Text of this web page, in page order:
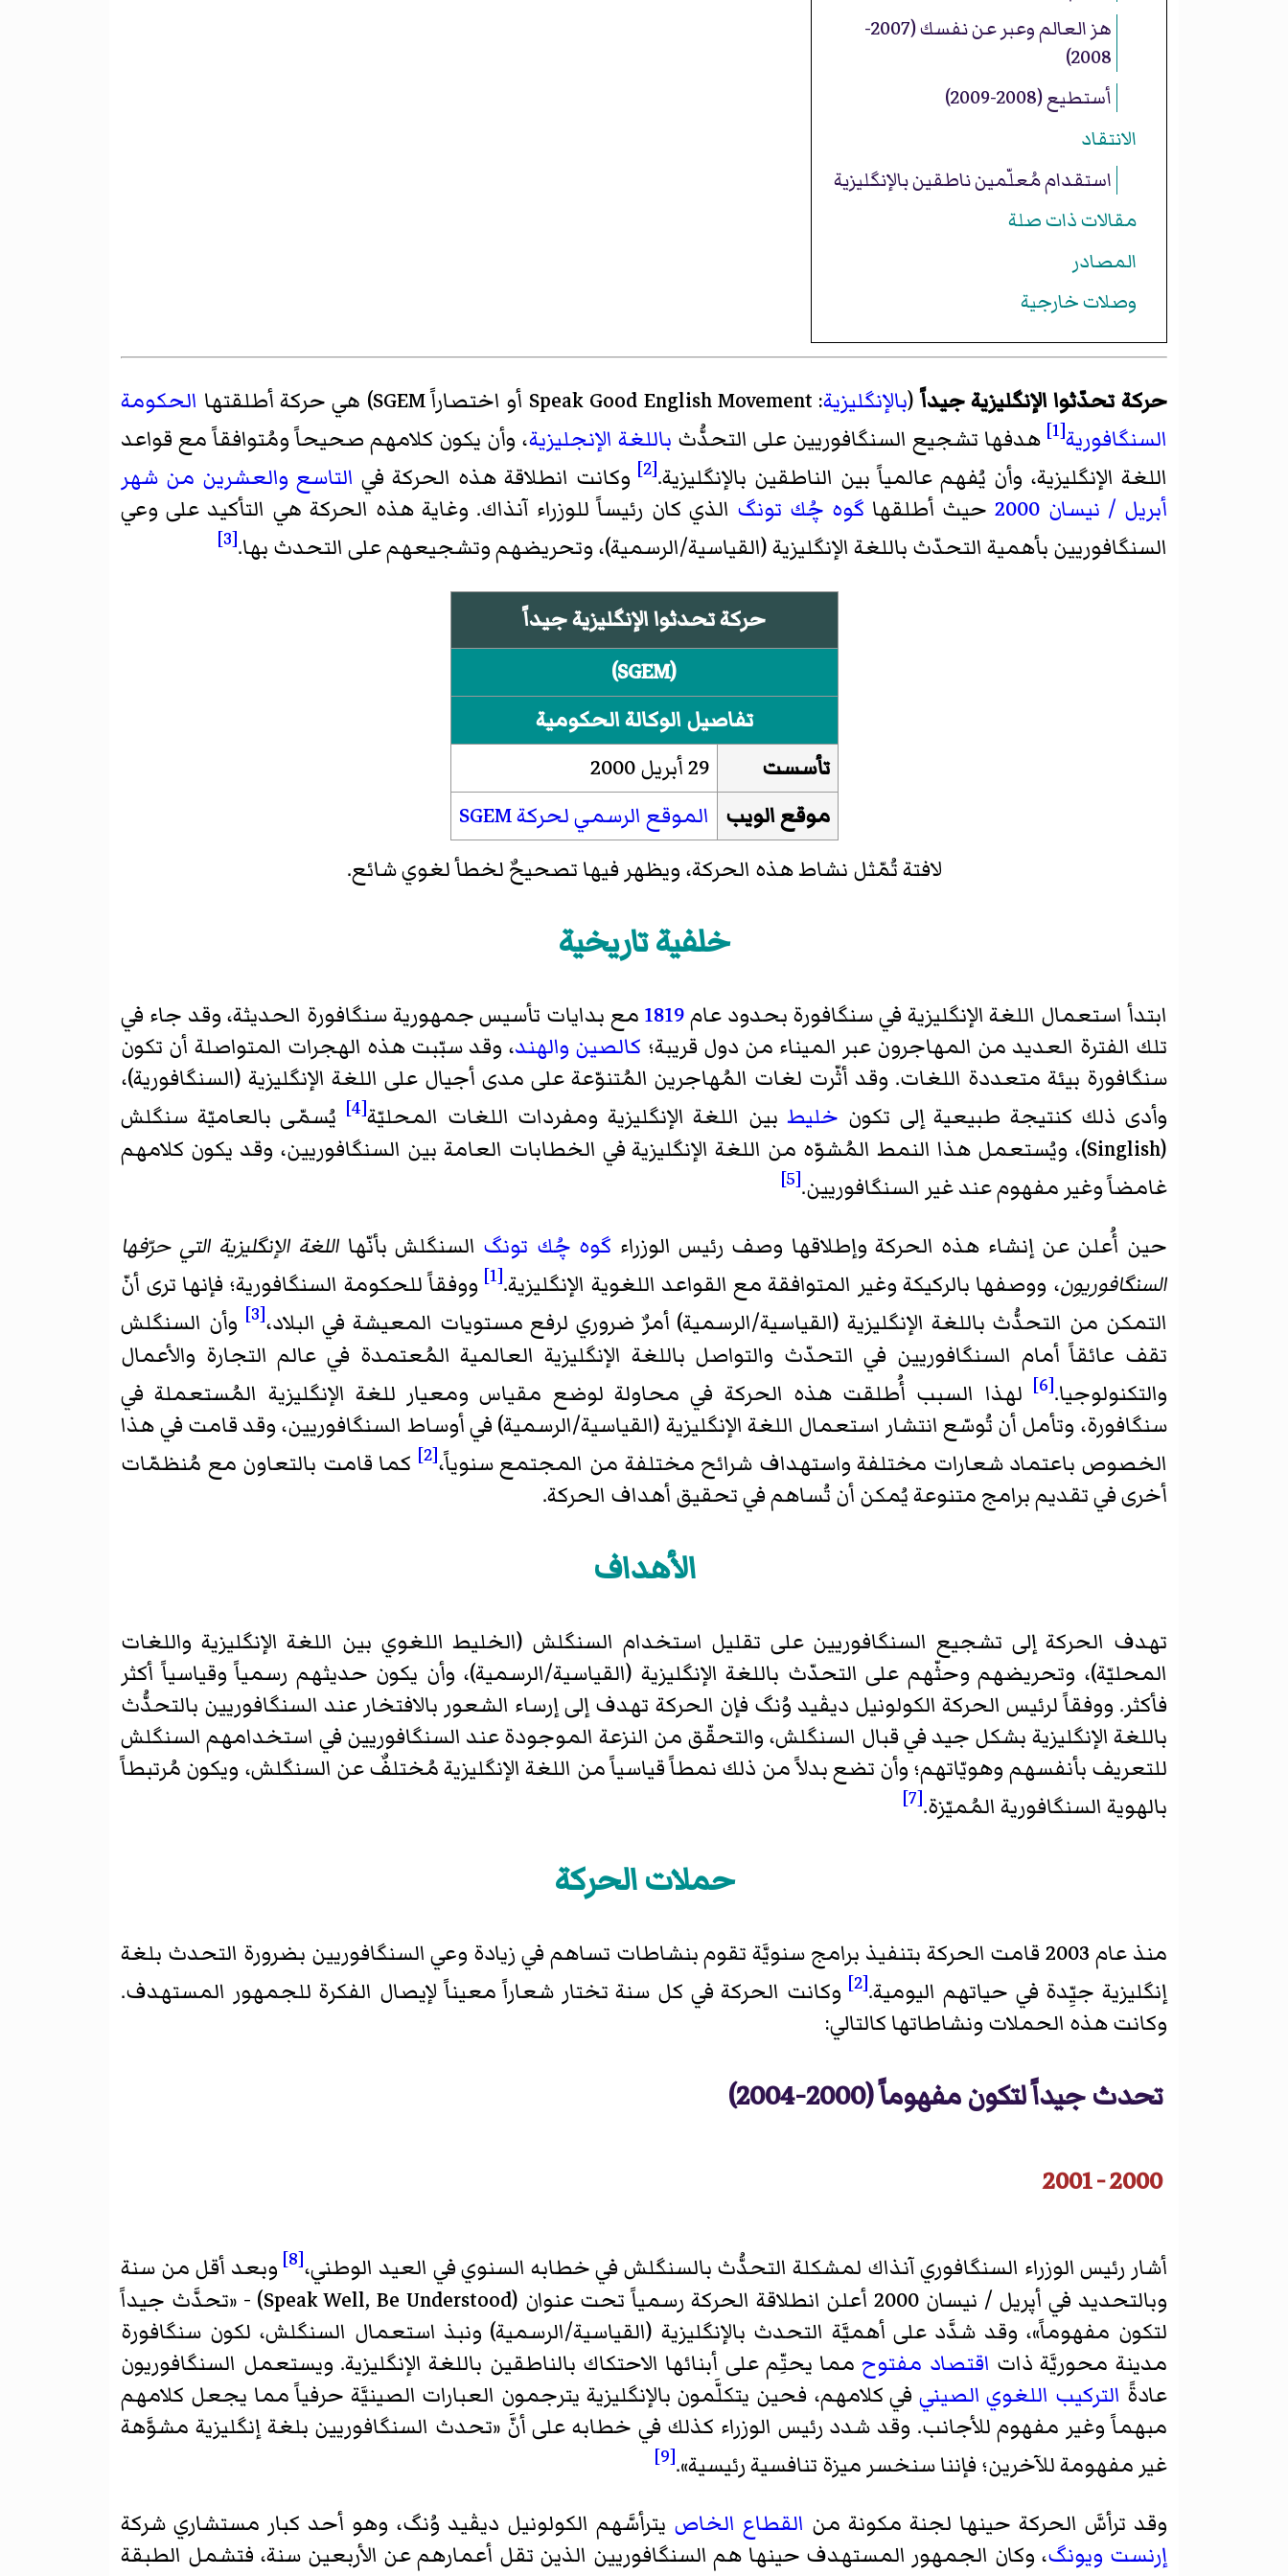
هز العالم وعبر عن نفسك (2007-
2008)
أستطيع (2008-2009)
الانتقاد
استقدام مُعلّمين ناطقين بالإنگليزية
مقالات ذات صلة
المصادر
وصلات خارجية
حركة تحدّثوا الإنگليزية جيداً(بالإنگليزية: Speak Good English Movement أو اختصاراً SGEM) هي حركة أطلقتها
الحكومة
السنگافورية[1] هدفها تشجيع السنگافوريين على التحدُّث باللغة الإنجليزية، وأن يكون كلامهم صحيحاً ومُتوافقاً مع قواعد
اللغة الإنگليزية، وأن يُفهم عالمياً بين الناطقين بالإنگليزية.[2] وكانت انطلاقة هذه الحركة في التاسع والعشرين من شهر
أبريل / نيسان 2000حيث أطلقها گوه چُك تونگ الذي كان رئيساً للوزراء آنذاك. وغاية هذه الحركة هي التأكيد على وعي
السنگافوريين بأهمية التحدّث باللغة الإنگليزية (القياسية/الرسمية)، وتحريضهم وتشجيعهم على التحدث بها.[3]
حركة تحدثوا الإنگليزية جيداً
(SGEM)
تفاصيل الوكالة الحكومية
تأسست
29 أبريل 2000
موقع الويب
الموقع الرسمي لحركة SGEM
لافتة تُمّثل نشاط هذه الحركة، ويظهر فيها تصحيحٌ لخطأ لغوي شائع.
خلفية تاريخية
ابتدأ استعمال اللغة الإنگليزية في سنگافورة بحدود عام1819 مع بدايات تأسيس جمهورية سنگافورة الحديثة، وقد جاء في
تلك الفترة العديد من المهاجرون عبر الميناء من دول قريبة؛ كالصين والهند، وقد سبّبت هذه الهجرات المتواصلة أن تكون
سنگافورة بيئة متعددة اللغات. وقد أثّرت لغات المُهاجرين المُتنوّعة على مدى أجيال على اللغة الإنگليزية (السنگافورية)،
وأدى ذلك كنتيجة طبيعية إلى تكون خليطبين اللغة الإنگليزية ومفردات اللغات المحليّة[4]
يُسمّى بالعاميّة سنگلش
(Singlish)، ويُستعمل هذا النمط المُشوّه من اللغة الإنگليزية في الخطابات العامة بين السنگافوريين، وقد يكون كلامهم
غامضاً وغير مفهوم عند غير السنگافوريين.[5]
حين أُعلن عن إنشاء هذه الحركة وإطلاقها وصف رئيس الوزراء گوه چُك تونگ السنگلش بأنّها اللغة الإنگليزية التي حرّفها
السنگافوريون، ووصفها بالركيكة وغير المتوافقة مع القواعد اللغوية الإنگليزية.[1]
ووفقاً للحكومة السنگافورية؛ فإنها ترى أنّ
التمكن من التحدُّث باللغة الإنگليزية (القياسية/الرسمية) أمرٌ ضروري لرفع مستويات المعيشة في البلاد،[3]
وأن السنگلش
تقف عائقاً أمام السنگافوريين في التحدّث والتواصل باللغة الإنگليزية العالمية المُعتمدة في عالم التجارة والأعمال
والتكنولوجيا.[6]
لهذا السبب أُطلقت هذه الحركة في محاولة لوضع مقياس ومعيار للغة الإنگليزية المُستعملة في
سنگافورة، وتأمل أن تُوسّع انتشار استعمال اللغة الإنگليزية (القياسية/الرسمية) في أوساط السنگافوريين، وقد قامت في هذا
الخصوص باعتماد شعارات مختلفة واستهداف شرائح مختلفة من المجتمع سنوياً،[2]
كما قامت بالتعاون مع مُنظمّات
أخرى في تقديم برامج متنوعة يُمكن أن تُساهم في تحقيق أهداف الحركة.
الأهداف
تهدف الحركة إلى تشجيع السنگافوريين على تقليل استخدام السنگلش (الخليط اللغوي بين اللغة الإنگليزية واللغات
المحليّة)، وتحريضهم وحثّهم على التحدّث باللغة الإنگليزية (القياسية/الرسمية)، وأن يكون حديثهم رسمياً وقياسياً أكثر
فأكثر. ووفقاً لرئيس الحركة الكولونيل ديڤيد وُنگ فإن الحركة تهدف إلى إرساء الشعور بالافتخار عند السنگافوريين بالتحدُّث
باللغة الإنگليزية بشكل جيد في قبال السنگلش، والتحقّق من النزعة الموجودة عند السنگافوريين في استخدامهم السنگلش
للتعريف بأنفسهم وهويّاتهم؛ وأن تضع بدلاً من ذلك نمطاً قياسياً من اللغة الإنگليزية مُختلفٌ عن السنگلش، ويكون مُرتبطاً
بالهوية السنگافورية المُميّزة.[7]
حملات الحركة
منذ عام 2003 قامت الحركة بتنفيذ برامج سنويَّة تقوم بنشاطات تساهم في زيادة وعي السنگافوريين بضرورة التحدث بلغة
إنگليزية جيِّدة في حياتهم اليومية.[2]
وكانت الحركة في كل سنة تختار شعاراً معيناً لإيصال الفكرة للجمهور المستهدف.
وكانت هذه الحملات ونشاطاتها كالتالي:
تحدث جيداً لتكون مفهوماً (2000-2004)
2000 - 2001
أشار رئيس الوزراء السنگافوري آنذاك لمشكلة التحدُّث بالسنگلش في خطابه السنوي في العيد الوطني،[8]
وبعد أقل من سنة
وبالتحديد في أپريل / نيسان 2000 أعلن انطلاقة الحركة رسمياً تحت عنوان (Speak Well, Be Understood) - «تحدَّث جيداً
لتكون مفهوماً»، وقد شدَّد على أهميَّة التحدث بالإنگليزية (القياسية/الرسمية) ونبذ استعمال السنگلش، لكون سنگافورة
مدينة محوريَّة ذات اقتصاد مفتوحمما يحتِّم على أبنائها الاحتكاك بالناطقين باللغة الإنگليزية. ويستعمل السنگافوريون
عادةً التركيب اللغوي الصيني في كلامهم، فحين يتكلَّمون بالإنگليزية يترجمون العبارات الصينيَّة حرفياً مما يجعل كلامهم
مبهماً وغير مفهوم للأجانب. وقد شدد رئيس الوزراء كذلك في خطابه على أنَّ «تحدث السنگافوريين بلغة إنگليزية مشوَّهة
غير مفهومة للآخرين؛ فإننا سنخسر ميزة تنافسية رئيسية».
[9]
وقد ترأسَّ الحركة حينها لجنة مكونة من القطاع الخاص يترأسَّهم الكولونيل ديڤيد وُنگ، وهو أحد كبار مستشاري شركة
إرنست ويونگ، وكان الجمهور المستهدف حينها هم السنگافوريين الذين تقل أعمارهم عن الأربعين سنة، فتشمل الطبقة